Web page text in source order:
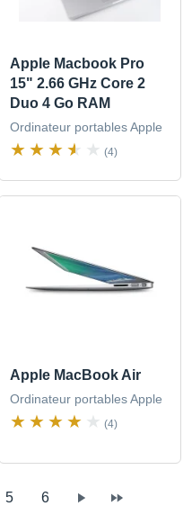
Apple Macbook Pro
15" 2.66 GHz Core 2
Duo 4 Go RAM
Ordinateur portables Apple
(4)
Apple MacBook Air
Ordinateur portables Apple
(4)
5 6